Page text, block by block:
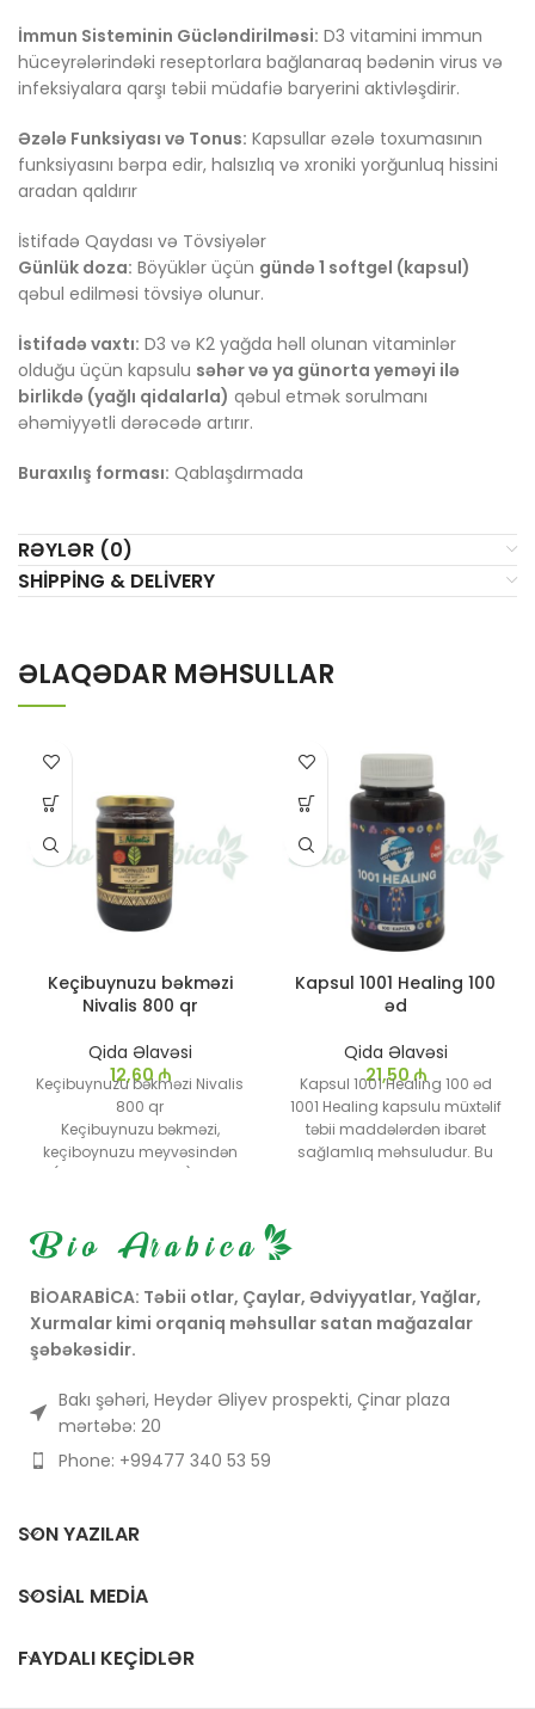
İmmun Sisteminin Gücləndirilməsi: D3 vitamini immun
hüceyrələrindəki reseptorlara bağlanaraq bədənin virus və
infeksiyalara qarşı təbii müdafiə baryerini aktivləşdirir.
Əzələ Funksiyası və Tonus: Kapsullar əzələ toxumasının
funksiyasını bərpa edir, halsızlıq və xroniki yorğunluq hissini
aradan qaldırır
İstifadə Qaydası və Tövsiyələr
Günlük doza: Böyüklər üçün gündə 1 softgel (kapsul)
qəbul edilməsi tövsiyə olunur.
İstifadə vaxtı: D3 və K2 yağda həll olunan vitaminlər
olduğu üçün kapsulu səhər və ya günorta yeməyi ilə
birlikdə (yağlı qidalarla) qəbul etmək sorulmanı
əhəmiyyətli dərəcədə artırır.
Buraxılış forması: Qablaşdırmada
RƏYLƏR (0)
SHIPPING & DELIVERY
ƏLAQƏDAR MƏHSULLAR
Keçibuynuzu bəkməzi
Nivalis 800 qr
Qida Əlavəsi
12,60₼
Keçibuynuzu bəkməzi Nivalis
800 qr
Keçibuynuzu bəkməzi,
keçiboynuzu meyvəsindən
(Ceratonia siliqua) əldə
Bir çox sağlamlıq faydası
olan keçibuynuzu bəkməzi,
ənənəvi dadlandırıcıdır və
dərman məhsulları
arasındadır.
Kapsul 1001 Healing 100
əd
Qida Əlavəsi
21,50₼
Kapsul 1001 Healing 100 əd
1001 Healing kapsulu müxtəlif
təbii maddələrdən ibarət
sağlamlıq məhsuludur. Bu
Məhsulun adı onun universal
sağlamlıq faydalarını
vurğulayır.
BİOARABİCA: Təbii otlar, Çaylar, Ədviyyatlar, Yağlar,
Xurmalar kimi orqaniq məhsullar satan mağazalar
şəbəkəsidir.
Bakı şəhəri, Heydər Əliyev prospekti, Çinar plaza
mərtəbə: 20
Phone: +99477 340 53 59
SON YAZILAR
SOSIAL MEDIA
FAYDALI KEÇIDLƏR